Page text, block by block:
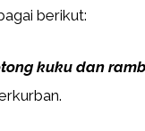
berikut:
kuku dan